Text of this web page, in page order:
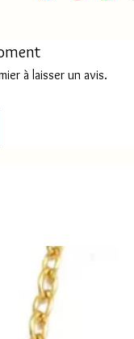
Délai livraison
à laisser un avis.